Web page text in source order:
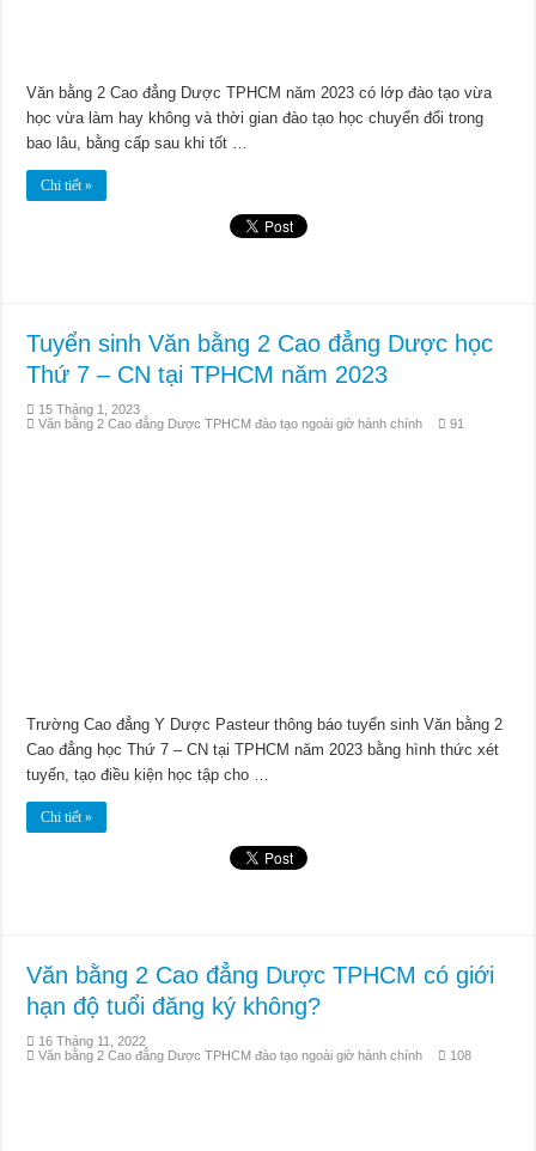
Văn bằng 2 Cao đẳng Dược TPHCM năm 2023 có lớp đào tạo vừa
học vừa làm hay không và thời gian đào tạo học chuyển đổi trong
bao lâu, bằng cấp sau khi tốt …
Chi tiết »
Tuyển sinh Văn bằng 2 Cao đẳng Dược học
Thứ 7 – CN tại TPHCM năm 2023
15 Tháng 1, 2023
Văn bằng 2 Cao đẳng Dược TPHCM đào tạo ngoài giờ hành chính
91
Trường Cao đẳng Y Dược Pasteur thông báo tuyển sinh Văn bằng 2
Cao đẳng học Thứ 7 – CN tại TPHCM năm 2023 bằng hình thức xét
tuyển, tạo điều kiện học tập cho …
Chi tiết »
Văn bằng 2 Cao đẳng Dược TPHCM có giới
hạn độ tuổi đăng ký không?
16 Tháng 11, 2022
Văn bằng 2 Cao đẳng Dược TPHCM đào tạo ngoài giờ hành chính
108